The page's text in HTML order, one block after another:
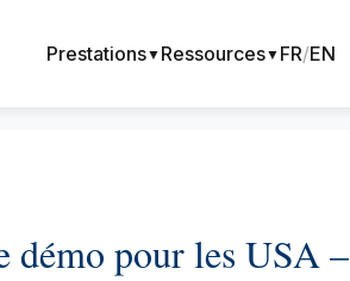
Prestations▼ Ressources▼ FR/EN
démo pour les USA –